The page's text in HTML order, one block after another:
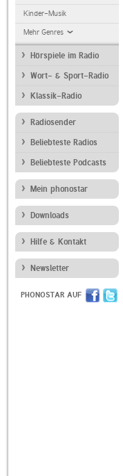
Kinder-Musik
Mehr Genres
Hörspiele im Radio
Wort- & Sport-Radio
Klassik-Radio
Radiosender
Beliebteste Radios
Beliebteste Podcasts
Mein phonostar
Downloads
Hilfe & Kontakt
Newsletter
PHONOSTAR AUF